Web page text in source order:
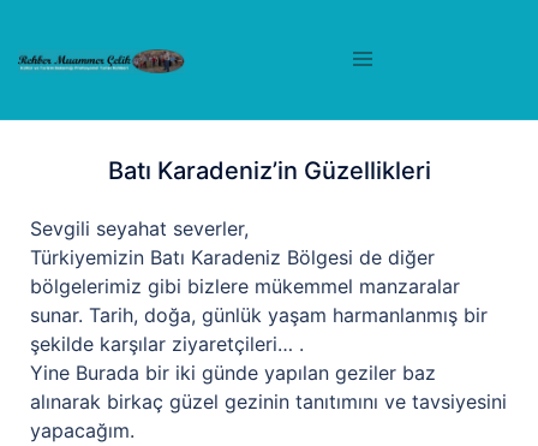
Batı Karadeniz’in Güzellikleri
Sevgili seyahat severler,
Türkiyemizin Batı Karadeniz Bölgesi de diğer
bölgelerimiz gibi bizlere mükemmel manzaralar
sunar. Tarih, doğa, günlük yaşam harmanlanmış bir
şekilde karşılar ziyaretçileri… .
Yine Burada bir iki günde yapılan geziler baz
alınarak birkaç güzel gezinin tanıtımını ve tavsiyesini
yapacağım.